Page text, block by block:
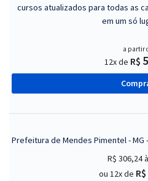
cursos atualizados para todas as
em um só
a partir
12x de R$
Prefeitura de Mendes Pimentel - MG
R$ 306,24
ou 12x de R$